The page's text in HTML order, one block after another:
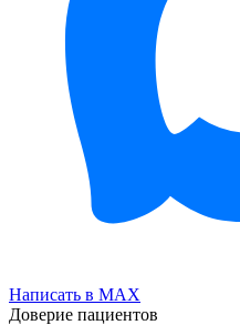
Написать в MAX
Доверие пациентов